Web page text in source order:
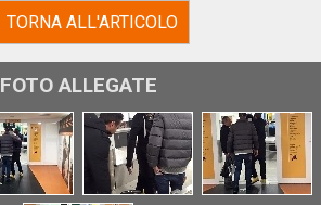
TORNA ALL'ARTICOLO
FOTO ALLEGATE